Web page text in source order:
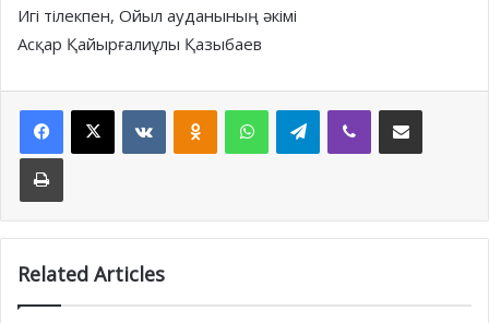
Игі тілекпен, Ойыл ауданының әкімі
Асқар Қайырғалиұлы Қазыбаев
Facebook
X VKontakteOdnoklassniki
WhatsAppTelegramViber Share via Email
Print
Related Articles